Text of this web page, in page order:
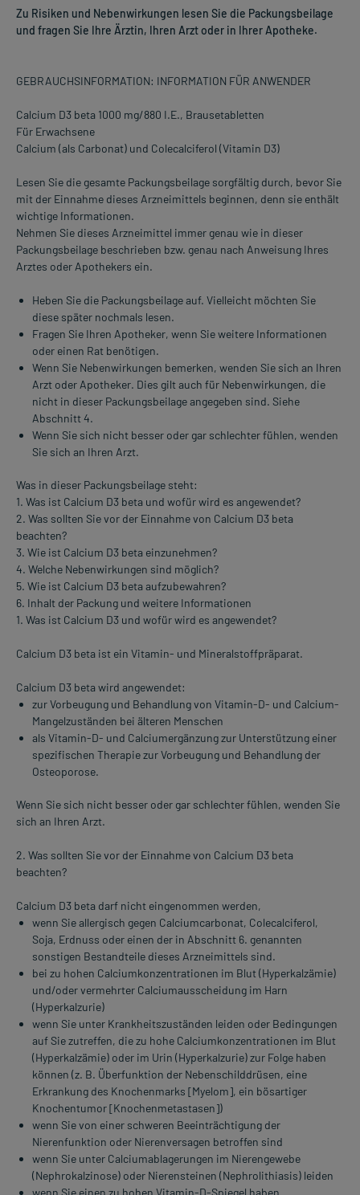
Zu Risiken und Nebenwirkungen lesen Sie die Packungsbeilage
und fragen Sie Ihre Ärztin, Ihren Arzt oder in Ihrer Apotheke.
GEBRAUCHSINFORMATION: INFORMATION FÜR ANWENDER
Calcium D3 beta 1000 mg/880 I.E., Brausetabletten
Für Erwachsene
Calcium (als Carbonat) und Colecalciferol (Vitamin D3)
Lesen Sie die gesamte Packungsbeilage sorgfältig durch, bevor Sie
mit der Einnahme dieses Arzneimittels beginnen, denn sie enthält
wichtige Informationen.
Nehmen Sie dieses Arzneimittel immer genau wie in dieser
Packungsbeilage beschrieben bzw. genau nach Anweisung Ihres
Arztes oder Apothekers ein.
Heben Sie die Packungsbeilage auf. Vielleicht möchten Sie
diese später nochmals lesen.
Fragen Sie Ihren Apotheker, wenn Sie weitere Informationen
oder einen Rat benötigen.
Wenn Sie Nebenwirkungen bemerken, wenden Sie sich an Ihren
Arzt oder Apotheker. Dies gilt auch für Nebenwirkungen, die
nicht in dieser Packungsbeilage angegeben sind. Siehe
Abschnitt 4.
Wenn Sie sich nicht besser oder gar schlechter fühlen, wenden
Sie sich an Ihren Arzt.
Was in dieser Packungsbeilage steht:
1. Was ist Calcium D3 beta und wofür wird es angewendet?
2. Was sollten Sie vor der Einnahme von Calcium D3 beta
beachten?
3. Wie ist Calcium D3 beta einzunehmen?
4. Welche Nebenwirkungen sind möglich?
5. Wie ist Calcium D3 beta aufzubewahren?
6. Inhalt der Packung und weitere Informationen
1. Was ist Calcium D3 und wofür wird es angewendet?
Calcium D3 beta ist ein Vitamin- und Mineralstoffpräparat.
Calcium D3 beta wird angewendet:
zur Vorbeugung und Behandlung von Vitamin-D- und Calcium-
Mangelzuständen bei älteren Menschen
als Vitamin-D- und Calciumergänzung zur Unterstützung einer
spezifischen Therapie zur Vorbeugung und Behandlung der
Osteoporose.
Wenn Sie sich nicht besser oder gar schlechter fühlen, wenden Sie
sich an Ihren Arzt.
2. Was sollten Sie vor der Einnahme von Calcium D3 beta
beachten?
Calcium D3 beta darf nicht eingenommen werden,
wenn Sie allergisch gegen Calciumcarbonat, Colecalciferol,
Soja, Erdnuss oder einen der in Abschnitt 6. genannten
sonstigen Bestandteile dieses Arzneimittels sind.
bei zu hohen Calciumkonzentrationen im Blut (Hyperkalzämie)
und/oder vermehrter Calciumausscheidung im Harn
(Hyperkalzurie)
wenn Sie unter Krankheitszuständen leiden oder Bedingungen
auf Sie zutreffen, die zu hohe Calciumkonzentrationen im Blut
(Hyperkalzämie) oder im Urin (Hyperkalzurie) zur Folge haben
können (z. B. Überfunktion der Nebenschilddrüsen, eine
Erkrankung des Knochenmarks [Myelom], ein bösartiger
Knochentumor [Knochenmetastasen])
wenn Sie von einer schweren Beeinträchtigung der
Nierenfunktion oder Nierenversagen betroffen sind
wenn Sie unter Calciumablagerungen im Nierengewebe
(Nephrokalzinose) oder Nierensteinen (Nephrolithiasis) leiden
wenn Sie einen zu hohen Vitamin-D-Spiegel haben